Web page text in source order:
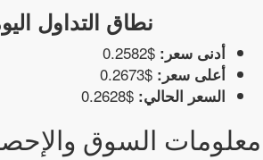
نطاق التداول
أدنى سعر: $0.2582
أعلى سعر: $0.2673
السعر الحالي: $0.2628
معلومات السوق